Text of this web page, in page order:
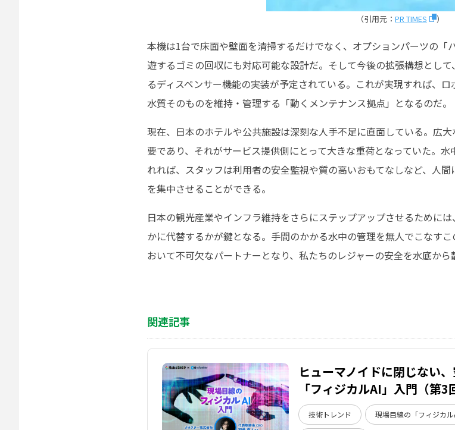
（引用元： PR TIMES ）
本機は1台で床面や壁面を清掃するだけでなく、オプションパーツの
遊するゴミの回収にも対応可能な設計だ。そして今後の拡張構想とし
るディスペンサー機能の実装が予定されている。これが実現すれば、
水質そのものを維持・管理する「動くメンテナンス拠点」となるのだ。
現在、日本のホテルや公共施設は深刻な人手不足に直面している。広
要であり、それがサービス提供側にとって大きな重荷となっていた。
れれば、スタッフは利用者の安全監視や質の高いおもてなしなど、人
を集中させることができる。
日本の観光産業やインフラ維持をさらにステップアップさせるために
かに代替するかが鍵となる。手間のかかる水中の管理を無人でこなす
おいて不可欠なパートナーとなり、私たちのレジャーの安全を水底から
関連記事
ヒューマノイドに閉じない
「フィジカルAI」入門（第3
技術トレンド 現場目線の「フィジカ